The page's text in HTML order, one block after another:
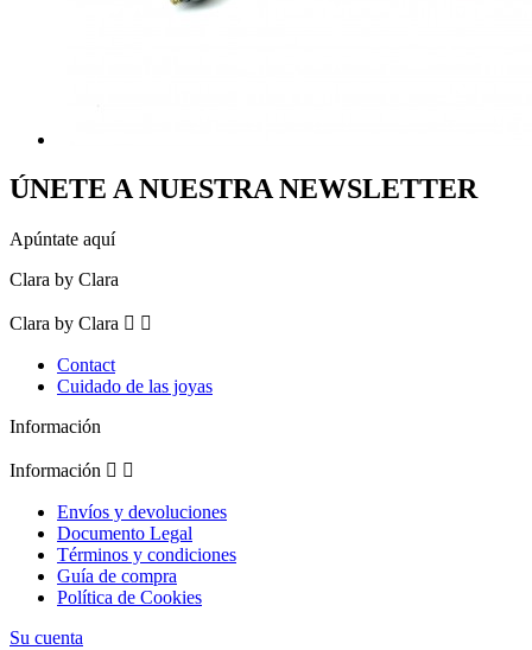
ÚNETE A NUESTRA NEWSLETTER
Apúntate aquí
Clara by Clara
Clara by Clara  
Contact
Cuidado de las joyas
Información
Información  
Envíos y devoluciones
Documento Legal
Términos y condiciones
Guía de compra
Política de Cookies
Su cuenta